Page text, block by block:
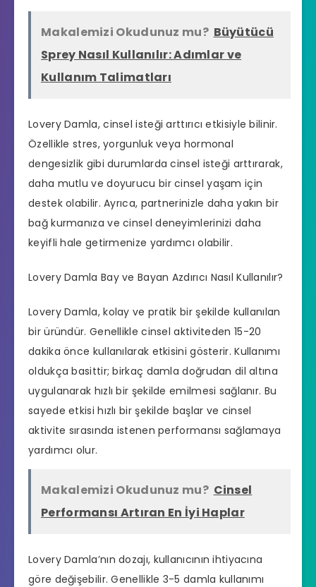
Makalemizi Okudunuz mu? Büyütücü
Sprey Nasıl Kullanılır: Adımlar ve
Kullanım Talimatları
Lovery Damla, cinsel isteği arttırıcı etkisiyle bilinir.
Özellikle stres, yorgunluk veya hormonal
dengesizlik gibi durumlarda cinsel isteği arttırarak,
daha mutlu ve doyurucu bir cinsel yaşam için
destek olabilir. Ayrıca, partnerinizle daha yakın bir
bağ kurmanıza ve cinsel deneyimlerinizi daha
keyifli hale getirmenize yardımcı olabilir.
Lovery Damla Bay ve Bayan Azdırıcı Nasıl Kullanılır?
Lovery Damla, kolay ve pratik bir şekilde kullanılan
bir üründür. Genellikle cinsel aktiviteden 15-20
dakika önce kullanılarak etkisini gösterir. Kullanımı
oldukça basittir; birkaç damla doğrudan dil altına
uygulanarak hızlı bir şekilde emilmesi sağlanır. Bu
sayede etkisi hızlı bir şekilde başlar ve cinsel
aktivite sırasında istenen performansı sağlamaya
yardımcı olur.
Makalemizi Okudunuz mu? Cinsel
Performansı Artıran En İyi Haplar
Lovery Damla’nın dozajı, kullanıcının ihtiyacına
göre değişebilir. Genellikle 3-5 damla kullanımı